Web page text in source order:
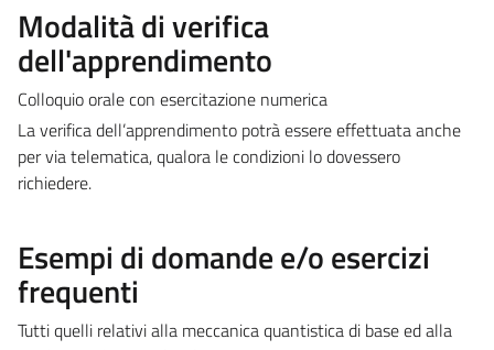
Modalità di verifica
dell'apprendimento
Colloquio orale con esercitazione numerica
La verifica dell’apprendimento potrà essere effettuata anche
per via telematica, qualora le condizioni lo dovessero
richiedere.
Esempi di domande e/o esercizi
frequenti
Tutti quelli relativi alla meccanica quantistica di base ed alla